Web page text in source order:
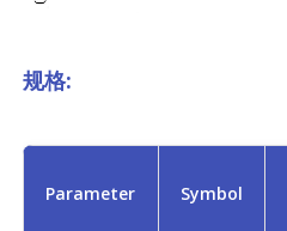
规格:
Parameter Symbol